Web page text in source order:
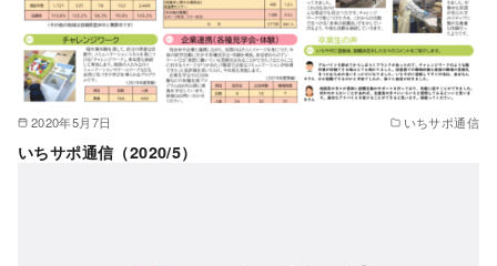
2020年5月7日 いちサポ通信
いちサポ通信（2020/5）